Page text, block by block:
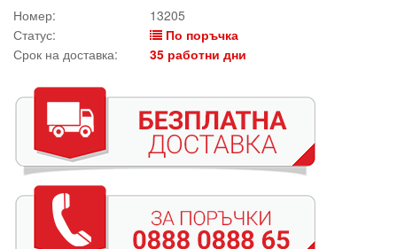
Номер:
13205
Статус:
По поръчка
Срок на доставка:
35 работни дни